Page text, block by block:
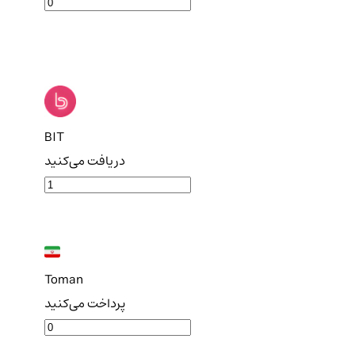
BIT
دریافت می‌کنید
Toman
پرداخت می‌کنید